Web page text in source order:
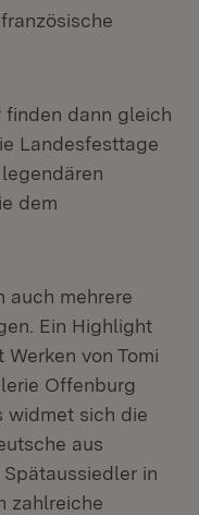
finden dann gleich
Landesfesttage
dem
auch mehrere
Ein Highlight
von Tomi
Offenburg
widmet sich die
aus
in
zahlreiche